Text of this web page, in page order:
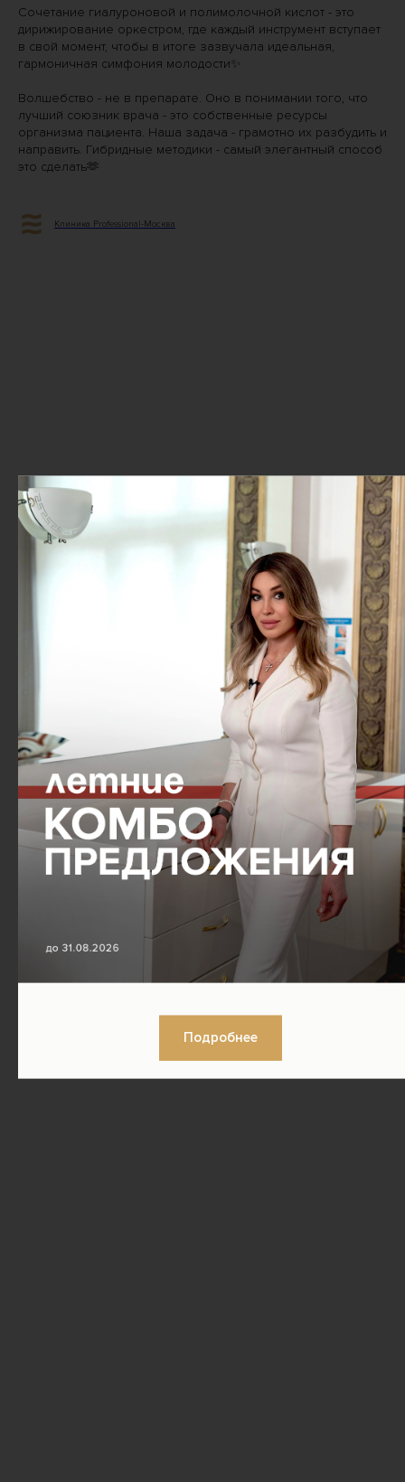
Сочетание гиалуроновой и полимолочной кислот - это
дирижирование оркестром, где каждый инструмент вступает
в свой момент, чтобы в итоге зазвучала идеальная,
гармоничная симфония молодости✨
Волшебство - не в препарате. Оно в понимании того, что
лучший союзник врача - это собственные ресурсы
организма пациента. Наша задача - грамотно их разбудить и
направить. Гибридные методики - самый элегантный способ
это сделать🫶
Клиника Professional-Москва
Подробнее